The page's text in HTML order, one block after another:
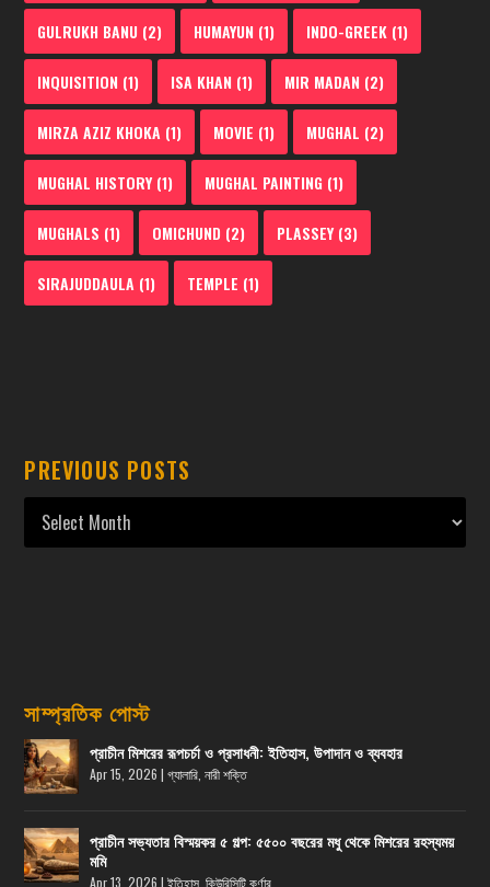
GULRUKH BANU (2) HUMAYUN (1) INDO-GREEK (1)
INQUISITION (1) ISA KHAN (1) MIR MADAN (2)
MIRZA AZIZ KHOKA (1) MOVIE (1) MUGHAL (2)
MUGHAL HISTORY(1) MUGHAL PAINTING (1)
MUGHALS (1) OMICHUND (2) PLASSEY(3)
SIRAJUDDAULA (1) TEMPLE (1)
PREVIOUS POSTS
সাম্প্রতিক পোস্ট
প্রাচীন মিশরের রূপচর্চা ও প্রসাধনী: ইতিহাস, উপাদান ও ব্যবহার
Apr 15, 2026 |গ্যালারি ,নারী শক্তি
প্রাচীন সভ্যতার বিস্ময়কর ৫ গল্প: ৫৫০০ বছরের মধু থেকে মিশরের রহস্যময়
মমি
Apr 13, 2026 |ইতিহাস ,কিউরিসিটি কর্ণার